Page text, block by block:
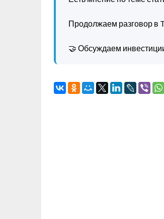
Продолжаем разговор в
🤝 Обсуждаем